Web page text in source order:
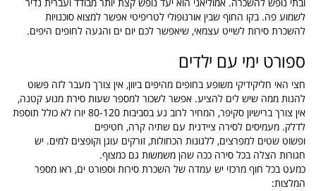
לשמוע פה. בקו החוף שבין אורנופולי לטריפיטי אפשר למצוא סוכנויות
להשכרת סירות לשייט עצמאי, שיאפשר לכם יום ים והגעה לחופים היפים.
ספורט ימי עם ילדים
חצי האי חליקידיקי משופע בחופים מהיפים ביוון, אין צורך מעבר לזה פשוט
להנות ממה שיש לים להציע. אפשר לשכור למספר שעות סירת מנוע קטנה,
אין צורך ברישיון סקיפר, המחיר לרוב נע בסביבות 80-120 יורו לא כולל תוספת
לדלק. מעמיסים לסירה ציידנית עם שתיה קרה, חטיפים
ופשוט שטים למפרצים, ללגונות הכחולות, זורקים עוגן וקופצים למים. יש
חגורות הצלה בכל סירה ככה שהן משמשות גם כמצוף.
כמעט בכל חוף מרכזי יש עמדה של השכרת סירות וספורט ים, ראו מספר
המלצות: